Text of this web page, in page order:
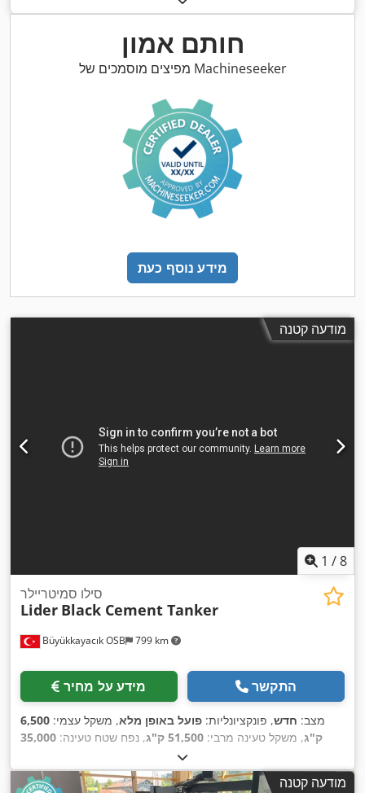
חותם אמון
מפיצים מוסמכים של Machineseeker
מידע נוסף כעת
מודעה קטנה
1 /8
Büyükkayacık OSB 799 km
סילו סמיטריילר
Lider Black Cement Tanker
מידע על מחיר התקשר
מצב: חדש, פונקציונליות: פועל באופן מלא, משקל עצמי: 6,500
ק"ג, משקל טעינה מרבי: 51,500 ק"ג , נפח שטח טעינה: 35,000
, משקל תפעולי:
45,000 ק"ג, יצרן שלדה:Lider , ציוד:מערכת בלימה למניעת
נעילה (ABS), מודעה קטנה